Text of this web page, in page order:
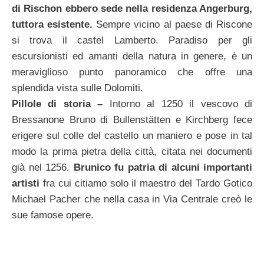
di Rischon ebbero sede nella residenza Angerburg,
tuttora esistente. Sempre vicino al paese di Riscone
si trova il castel Lamberto. Paradiso per gli
escursionisti ed amanti della natura in genere, è un
meraviglioso punto panoramico che offre una
splendida vista sulle Dolomiti.
Pillole di storia – Intorno al 1250 il vescovo di
Bressanone Bruno di Bullenstätten e Kirchberg fece
erigere sul colle del castello un maniero e pose in tal
modo la prima pietra della città, citata nei documenti
già nel 1256. Brunico fu patria di alcuni importanti
artisti fra cui citiamo solo il maestro del Tardo Gotico
Michael Pacher che nella casa in Via Centrale creò le
sue famose opere.